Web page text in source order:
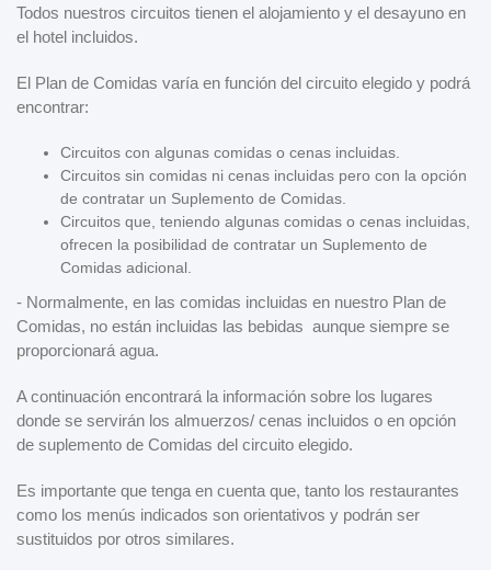
Todos nuestros circuitos tienen el alojamiento y el desayuno en
el hotel incluidos.
El Plan de Comidas varía en función del circuito elegido y podrá
encontrar:
Circuitos con algunas comidas o cenas incluidas.
Circuitos sin comidas ni cenas incluidas pero con la opción
de contratar un Suplemento de Comidas.
Circuitos que, teniendo algunas comidas o cenas incluidas,
ofrecen la posibilidad de contratar un Suplemento de
Comidas adicional.
- Normalmente, en las comidas incluidas en nuestro Plan de
Comidas, no están incluidas las bebidas aunque siempre se
proporcionará agua.
A continuación encontrará la información sobre los lugares
donde se servirán los almuerzos/ cenas incluidos o en opción
de suplemento de Comidas del circuito elegido.
Es importante que tenga en cuenta que, tanto los restaurantes
como los menús indicados son orientativos y podrán ser
sustituidos por otros similares.